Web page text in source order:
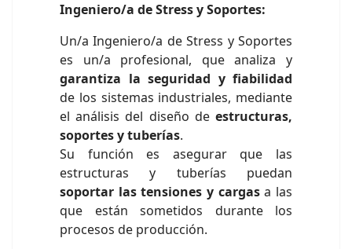
Ingeniero/a de Stress y Soportes:
Un/a Ingeniero/a de Stress y Soportes
es un/a profesional, que analiza y
garantiza la seguridad y fiabilidad
de los sistemas industriales, mediante
el análisis del diseño deestructuras,
soportes y tuberías.
Su función es asegurar que las
estructuras y tuberías puedan
soportar las tensiones y cargasa las
que están sometidos durante los
procesos de producción.